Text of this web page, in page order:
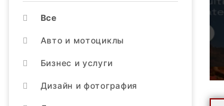
Все
Авто и мотоциклы
Бизнес и услуги
Дизайн и фотография